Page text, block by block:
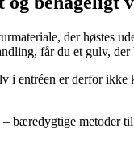
der høstes
får du et gulv,
i entréen er derfor ikke
bæredygtige metoder